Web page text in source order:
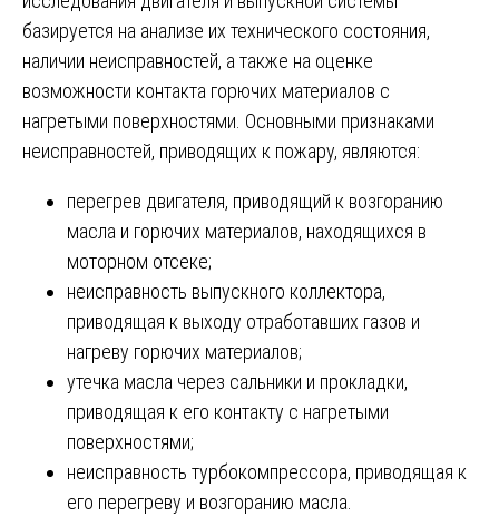
базируется на анализе их технического состояния,
наличии неисправностей, а также на оценке
возможности контакта горючих материалов с
нагретыми поверхностями. Основными признаками
неисправностей, приводящих к пожару, являются:
перегрев двигателя, приводящий к возгоранию
масла и горючих материалов, находящихся в
моторном отсеке;
неисправность выпускного коллектора,
приводящая к выходу отработавших газов и
нагреву горючих материалов;
утечка масла через сальники и прокладки,
приводящая к его контакту с нагретыми
поверхностями;
неисправность турбокомпрессора, приводящая к
его перегреву и возгоранию масла.